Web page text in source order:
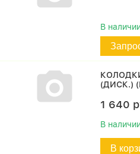
В
(ДИСК.)
1 640
В
В